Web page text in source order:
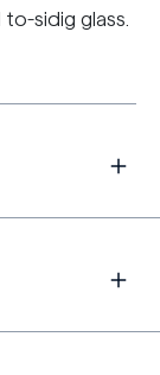
sidig glass.